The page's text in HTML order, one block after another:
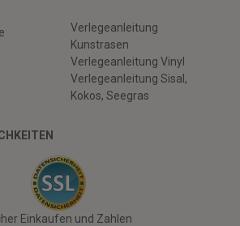
Verlegeanleitung
Kunstrasen
Verlegeanleitung Vinyl
Verlegeanleitung Sisal,
Kokos, Seegras
Einkaufen und Zahlen